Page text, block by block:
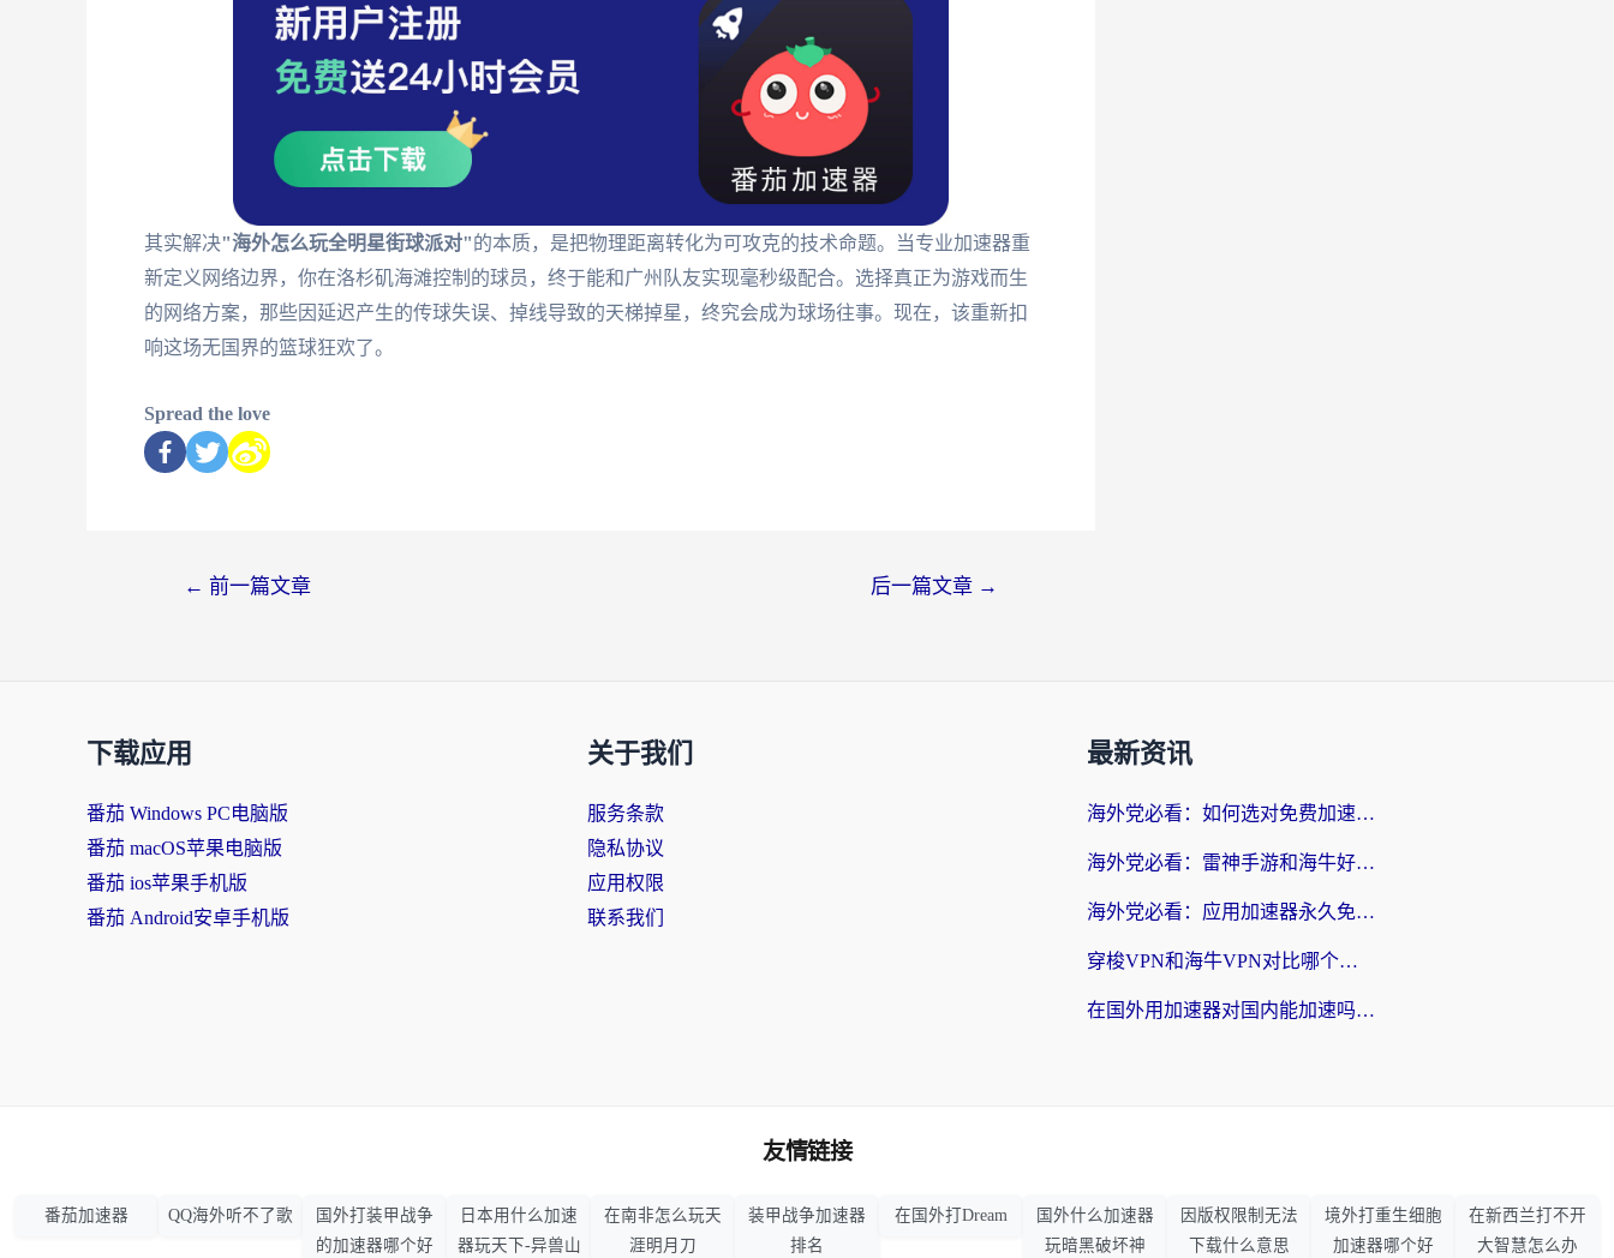
其实解决"海外怎么玩全明星街球派对"的本质，是把物理距离转化为可攻克的技术命题。当专业加速器重
新定义网络边界，你在洛杉矶海滩控制的球员，终于能和广州队友实现毫秒级配合。选择真正为游戏而生
的网络方案，那些因延迟产生的传球失误、掉线导致的天梯掉星，终究会成为球场往事。现在，该重新扣
响这场无国界的篮球狂欢了。
Spread the love
← 前一篇文章 后一篇文章 →
下载应用
番茄 Windows PC电脑版
番茄 macOS苹果电脑版
番茄 ios苹果手机版
番茄 Android安卓手机版
关于我们
服务条款
隐私协议
应用权限
联系我们
最新资讯
海外党必看：如何选对免费加速器，无缝访问国内资源不踩坑？
海外党必看：雷神手游和海牛好用吗？+3款热门加速器实测对比，附番茄加速器无缝回国指南
海外党必看：应用加速器永久免费版真的存在吗？教你选对回国加速器无缝刷国内资源
穿梭VPN和海牛VPN对比哪个回国效果更好？海外华人亲测3款热门加速器+避坑指南
在国外用加速器对国内能加速吗？海外党亲测有效的无缝访问指南
友情链接
番茄加速器 QQ海外听不了歌
国外打装甲战争
的加速器哪个好
日本用什么加速
器玩天下-异兽山
在南非怎么玩天
涯明月刀
装甲战争加速器
排名
在国外打Dream
国外什么加速器
玩暗黑破坏神
因版权限制无法
下载什么意思
境外打重生细胞
加速器哪个好
在新西兰打不开
大智慧怎么办